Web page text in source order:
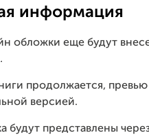
информация
обложки еще будут
продолжается,
версией.
будут представлены